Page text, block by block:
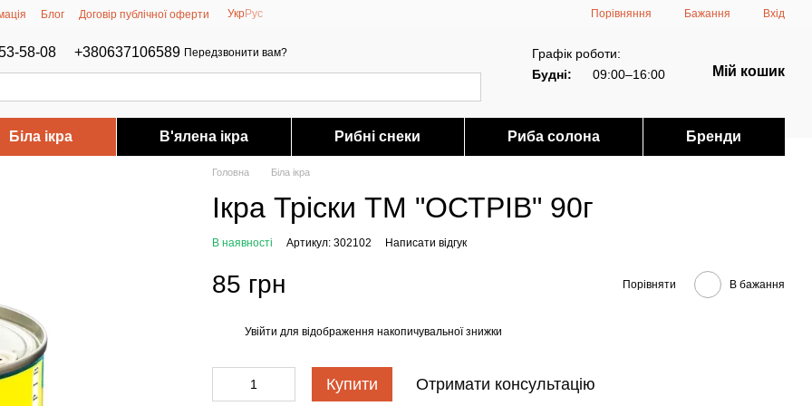
Блог Договір публічної оферти УкрРус Порівняння Бажання Вхід
58-08 +380637106589 Передзвонити вам?
Графік роботи:
Будні:
09:00–16:00 Мій кошик
Біла ікра В'ялена ікра Рибні снеки Риба солона Бренди
Головна Біла ікра
Ікра Тріски ТМ "ОСТРІВ" 90г
В наявності Артикул: 302102 Написати відгук
85 грн Порівняти В бажання
Увійти для відображення накопичувальної знижки
Купити Отримати консультацію